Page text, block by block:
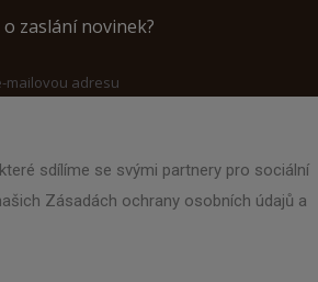
zaslání novinek?
mailovou adresu
sdílíme se svými partnery pro sociální
Zásadách ochrany osobních údajů a